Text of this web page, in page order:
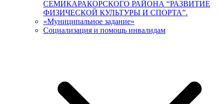
СЕМИКАРАКОРСКОГО РАЙОНА “РАЗВИТИЕ
ФИЗИЧЕСКОЙ КУЛЬТУРЫ И СПОРТА”.
«Муниципальное задание»
Социализация и помощь инвалидам